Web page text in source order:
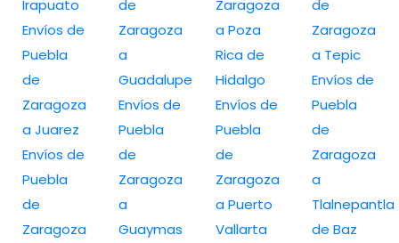
Irapuato
Envíos de
Puebla
de
Zaragoza
a Juarez
Envíos de
Puebla
de
Zaragoza
de
Zaragoza
a
Guadalupe
Envíos de
Puebla
de
Zaragoza
a
Guaymas
Zaragoza
a Poza
Rica de
Hidalgo
Envíos de
Puebla
de
Zaragoza
a Puerto
Vallarta
de
Zaragoza
a Tepic
Envíos de
Puebla
de
Zaragoza
a
Tlalnepantla
de Baz